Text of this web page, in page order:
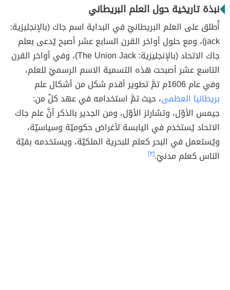
نبذة تاريخية حول العلم البريطاني
أُطلق على العلم البريطانيّ في البداية اسم جاك (بالإنجليزية:
jack)، ومع حلول أواخر القرن السابع عشر أصبح يُدعى بعلم
جاك الاتحاد (بالإنجليزية: The Union Jack)، وفي أواخر القرن
التاسع عشر أصبحت هذه التسمية الاسم الرسميّ للعلم،
وفي عام 1606م تمَّ تطوير أقدم شكل من أشكال علم
بريطانيا العظمى، حيث تمَّ استخدامه في عهد كلّ من:
جيمس الأوّل، وتشارلز الأوّل، ومن الجدير بالذكر أنَّ علم جاك
الاتحاد يُستخدم في اليابسة لأغراض حكوميّة وسياسيّة،
ويُستعمل في البحر كعلم للبحرية الملكيّة، ويستخدمه بقيّة
الناس كعلم مدنيّ.[٣]